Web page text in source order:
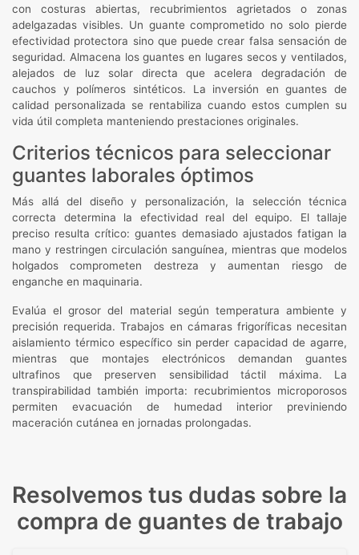
con costuras abiertas, recubrimientos agrietados o zonas
adelgazadas visibles. Un guante comprometido no solo pierde
efectividad protectora sino que puede crear falsa sensación de
seguridad. Almacena los guantes en lugares secos y ventilados,
alejados de luz solar directa que acelera degradación de
cauchos y polímeros sintéticos. La inversión en guantes de
calidad personalizada se rentabiliza cuando estos cumplen su
vida útil completa manteniendo prestaciones originales.
Criterios técnicos para seleccionar
guantes laborales óptimos
Más allá del diseño y personalización, la selección técnica
correcta determina la efectividad real del equipo. El tallaje
preciso resulta crítico: guantes demasiado ajustados fatigan la
mano y restringen circulación sanguínea, mientras que modelos
holgados comprometen destreza y aumentan riesgo de
enganche en maquinaria.
Evalúa el grosor del material según temperatura ambiente y
precisión requerida. Trabajos en cámaras frigoríficas necesitan
aislamiento térmico específico sin perder capacidad de agarre,
mientras que montajes electrónicos demandan guantes
ultrafinos que preserven sensibilidad táctil máxima. La
transpirabilidad también importa: recubrimientos microporosos
permiten evacuación de humedad interior previniendo
maceración cutánea en jornadas prolongadas.
Resolvemos tus dudas sobre la
compra de guantes de trabajo